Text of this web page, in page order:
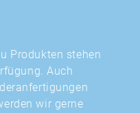
Produkten stehen
Auch
wir gerne